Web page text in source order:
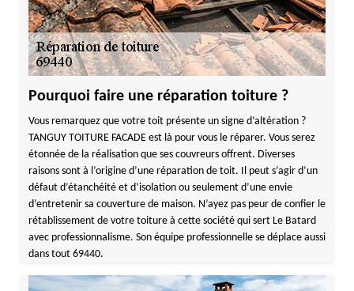
Pourquoi faire une réparation toiture ?
Vous remarquez que votre toit présente un signe d’altération ?
TANGUY TOITURE FACADE est là pour vous le réparer. Vous serez
étonnée de la réalisation que ses couvreurs offrent. Diverses
raisons sont à l’origine d’une réparation de toit. Il peut s’agir d’un
défaut d’étanchéité et d’isolation ou seulement d’une envie
d’entretenir sa couverture de maison. N’ayez pas peur de confier le
rétablissement de votre toiture à cette société qui sert Le Batard
avec professionnalisme. Son équipe professionnelle se déplace aussi
dans tout 69440.